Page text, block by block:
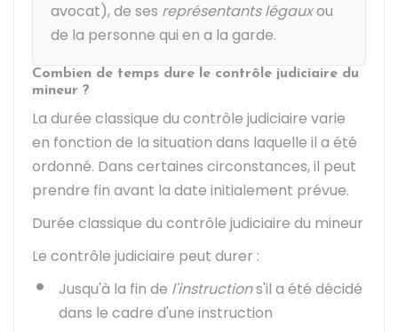
avocat), de ses représentants légauxou
de la personne qui en a la garde.
Combien de temps dure le contrôle judiciaire du
mineur ?
La durée classique du contrôle judiciaire varie
en fonction de la situation dans laquelle il a été
ordonné. Dans certaines circonstances, il peut
prendre fin avant la date initialement prévue.
Durée classique du contrôle judiciaire du mineur
Le contrôle judiciaire peut durer :
Jusqu'à la fin de l'instructions'il a été décidé
dans le cadre d'une instruction